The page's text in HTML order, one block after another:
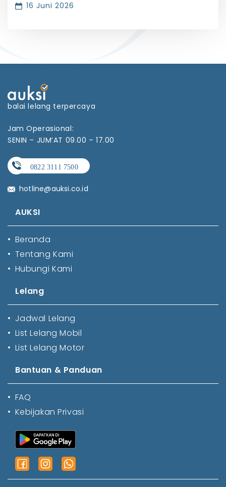
16 Juni 2026
balai lelang terpercaya
Jam Operasional:
SENIN – JUM’AT 09.00 – 17.00
hotline@auksi.co.id
AUKSI
• Beranda
• Tentang Kami
• Hubungi Kami
Lelang
• Jadwal Lelang
• List Lelang Mobil
• List Lelang Motor
Bantuan & Panduan
• FAQ
• Kebijakan Privasi